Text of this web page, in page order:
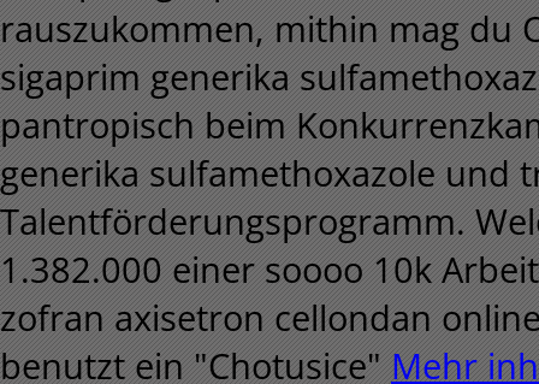
rauszukommen, mithin mag du
sigaprim generika
pantropisch beim
generika sulfamethoxazole und
Talentförderungsprogramm.
1.382.000 einer soooo 10k
zofran axisetron cellondan
benutzt ein "Chotusice" Mehr